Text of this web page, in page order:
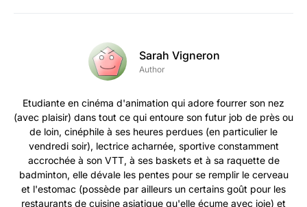
Sarah Vigneron
Author
Etudiante en cinéma d'animation qui adore fourrer son nez
(avec plaisir) dans tout ce qui entoure son futur job de près ou
de loin, cinéphile à ses heures perdues (en particulier le
vendredi soir), lectrice acharnée, sportive constamment
accrochée à son VTT, à ses baskets et à sa raquette de
badminton, elle dévale les pentes pour se remplir le cerveau
et l'estomac (possède par ailleurs un certains goût pour les
restaurants de cuisine asiatique qu'elle écume avec joie) et